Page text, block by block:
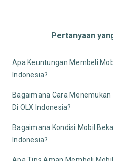
Pertanyaan
Apa Keuntungan Membeli
Indonesia?
Bagaimana Cara
Di OLX Indonesia?
Bagaimana Kondisi Mobil
Indonesia?